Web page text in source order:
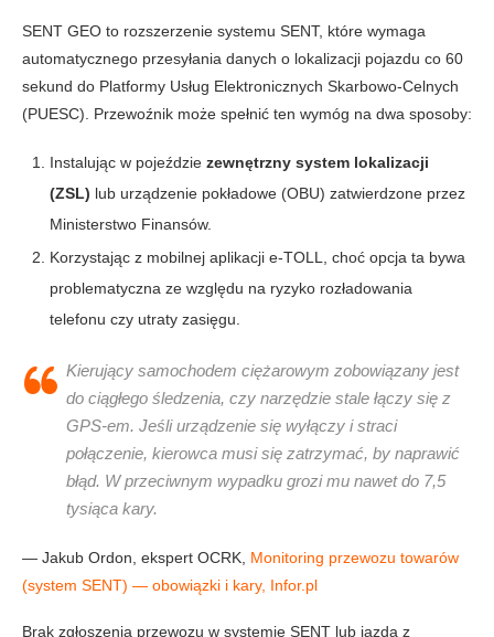
SENT GEO to rozszerzenie systemu SENT, które wymaga
automatycznego przesyłania danych o lokalizacji pojazdu co 60
sekund do Platformy Usług Elektronicznych Skarbowo-Celnych
(PUESC). Przewoźnik może spełnić ten wymóg na dwa sposoby:
Instalując w pojeździe zewnętrzny system lokalizacji
(ZSL) lub urządzenie pokładowe (OBU) zatwierdzone przez
Ministerstwo Finansów.
Korzystając z mobilnej aplikacji e-TOLL, choć opcja ta bywa
problematyczna ze względu na ryzyko rozładowania
telefonu czy utraty zasięgu.
Kierujący samochodem ciężarowym zobowiązany jest
do ciągłego śledzenia, czy narzędzie stale łączy się z
GPS-em. Jeśli urządzenie się wyłączy i straci
połączenie, kierowca musi się zatrzymać, by naprawić
błąd. W przeciwnym wypadku grozi mu nawet do 7,5
tysiąca kary.
— Jakub Ordon, ekspert OCRK, Monitoring przewozu towarów
(system SENT) — obowiązki i kary, Infor.pl
Brak zgłoszenia przewozu w systemie SENT lub jazda z